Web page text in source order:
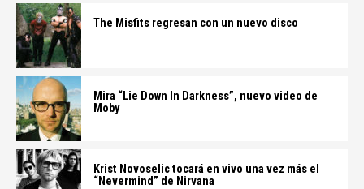
The Misfits regresan con un nuevo disco
Mira “Lie Down In Darkness”, nuevo video de
Moby
Krist Novoselic tocará en vivo una vez más el
“Nevermind” de Nirvana